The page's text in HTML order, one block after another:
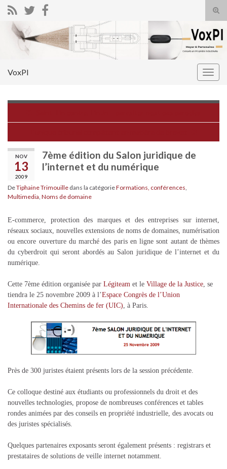
Search for:
VoxPI
NOV
13
2009
7ème édition du Salon juridique de
l’internet et du numérique
DeTiphaine Trimouille dans la catégorieFormations, conférences
Multimedia Noms de domaine
E-commerce, protection des marques et des entreprises sur internet,
réseaux sociaux, nouvelles extensions de noms de domaines, numérisation
ou encore ouverture du marché des paris en ligne sont autant de thèmes
du cyberdroit qui seront abordés au Salon juridique de l’internet et du
numérique.
Cette 7ème édition organisée par Légiteam et le Village de la Justice , se
tiendra le 25 novembre 2009 à l’Espace Congrès de l’Union
Internationale des Chemins de fer (UIC) , à Paris.
Près de 300 juristes étaient présents lors de la session précédente.
Ce colloque destiné aux étudiants ou professionnels du droit et des
nouvelles technologies, propose de nombreuses conférences et tables
rondes animées par des conseils en propriété industrielle, des avocats ou
des juristes spécialisés.
Quelques partenaires exposants seront également présents : registrars et
prestataires de solutions de veille internet notamment.